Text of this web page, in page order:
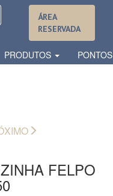
ÁREA
RESERVADA
PRODUTOS
FELPO